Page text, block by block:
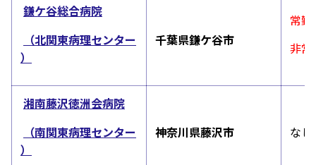
鎌ケ谷総合病院
（北関東病理センター
）
千葉県鎌ケ谷市
常
非常
湘南藤沢徳洲会病院
（南関東病理センター
）
神奈川県藤沢市 なし